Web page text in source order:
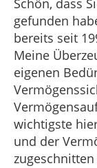
Schön, dass
gefunden
bereits seit
Meine
eigenen
wichtigste
und der